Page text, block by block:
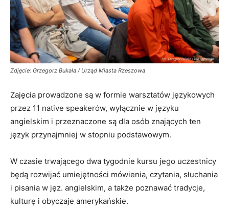
Zdjęcie: Grzegorz Bukała / Urząd Miasta Rzeszowa
Zajęcia prowadzone są w formie warsztatów językowych
przez 11 native speakerów, wyłącznie w języku
angielskim i przeznaczone są dla osób znających ten
język przynajmniej w stopniu podstawowym.
W czasie trwającego dwa tygodnie kursu jego uczestnicy
będą rozwijać umiejętności mówienia, czytania, słuchania
i pisania w jęz. angielskim, a także poznawać tradycje,
kulturę i obyczaje amerykańskie.